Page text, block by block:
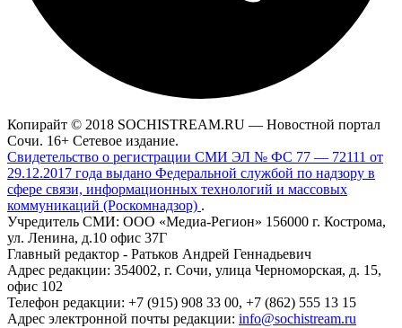
Копирайт © 2018 SOCHISTREAM.RU — Новостной портал
Сочи. 16+ Сетевое издание.
Свидетельство о регистрации СМИ ЭЛ № ФС 77 — 72111 от
29.12.2017 года выдано Федеральной службой по надзору в
сфере связи, информационных технологий и массовых
коммуникаций (Роскомнадзор) .
Учредитель СМИ: ООО «Медиа-Регион» 156000 г. Кострома,
ул. Ленина, д.10 офис 37Г
Главный редактор - Ратьков Андрей Геннадьевич
Адрес редакции: 354002, г. Сочи, улица Черноморская, д. 15,
офис 102
Телефон редакции: +7 (915) 908 33 00, +7 (862) 555 13 15
Адрес электронной почты редакции: info@sochistream.ru